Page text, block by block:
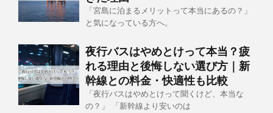
「宮島に泊まるメリットって本当にあるの？」
と気になっている方へ。
夜行バスはやめとけって本当？疲
れる理由と後悔しない選び方｜新
幹線との料金・快適性も比較
「夜行バスはやめとけって聞くけど、本当な
の？」 「新幹線より安いのは